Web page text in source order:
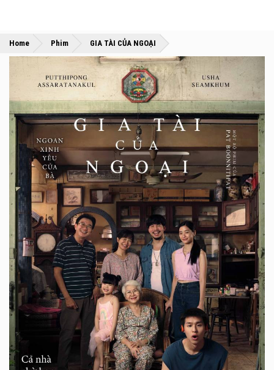
Home »
Phim »
GIA TÀI CỦA NGOẠI